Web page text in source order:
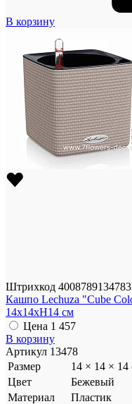
В корзину
Штрихкод 4008789134783
Кашпо Lechuza "Cube
14x14xH14 см
Цена 1 457
В корзину
Артикул 13478
Размер
14 × 14 × 14
Цвет
Бежевый
Материал
Пластик